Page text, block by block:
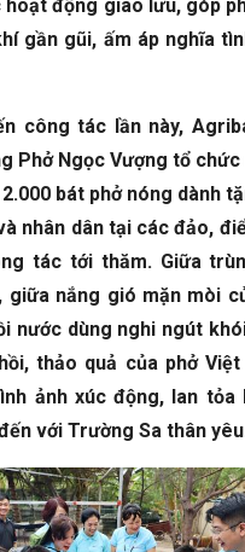
hoạt động giao lưu, góp
gần gũi, ấm áp nghĩa
công tác lần này,
Phở Ngọc Vượng tổ chức
bát phở nóng dành
nhân dân tại các đảo,
tác tới thăm. Giữa
giữa nắng gió mặn mòi
nước dùng nghi ngút
thảo quả của phở
ảnh xúc động, lan tỏa
với Trường Sa thân